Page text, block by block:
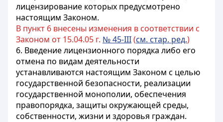
лицензирование которых предусмотрено
настоящим Законом.
В пункт 6 внесены изменения в соответствии с
Законом от 15.04.05 г. № 45-III(см. стар. ред.)
6. Введение лицензионного порядка либо его
отмена по видам деятельности
устанавливаются настоящим Законом с целью
государственной безопасности, реализации
государственной монополии, обеспечения
правопорядка, защиты окружающей среды,
собственности, жизни и здоровья граждан.